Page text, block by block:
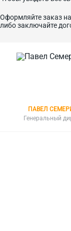
Оформляйте заказ
либо заключайте
ПАВЕЛ
Генеральный